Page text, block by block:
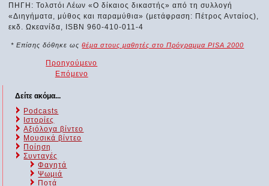
ΠΗΓΗ: Τολστόι Λέων «Ο δίκαιος δικαστής» από τη συλλογή
«Διηγήματα, μύθος και παραμύθια» (μετάφραση: Πέτρος Ανταίος),
εκδ. Ωκεανίδα, ISBN 960-410-011-4
* Επίσης δόθηκε ωςθέμα στους μαθητές στο Πρόγραμμα PISA 2000
Προηγούμενο
Επόμενο
Δείτε ακόμα...
Podcasts
Ιστορίες
Αξιόλογα βίντεο
Μουσικά βίντεο
Ποίηση
Συνταγές
Φαγητά
Ψωμιά
Ποτά